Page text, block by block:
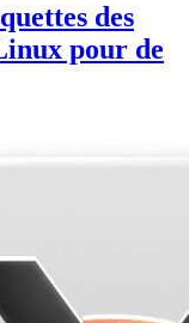
des
pour de